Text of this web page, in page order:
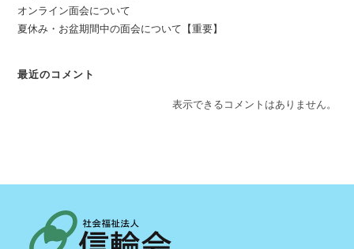
オンライン面会について
夏休み・お盆期間中の面会について【重要】
最近のコメント
表示できるコメントはありません。